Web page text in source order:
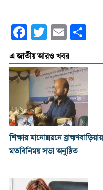
Facebook
Twitter Email
এ জাতীয় আরও খবর
শিক্ষার মানোন্নয়নে ব্রাহ্মণবাড়িয়ায়
মতবিনিময় সভা অনুষ্ঠিত